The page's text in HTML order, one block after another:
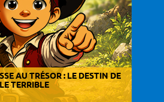
AU TRÉSOR : LE DESTIN DE
TERRIBLE